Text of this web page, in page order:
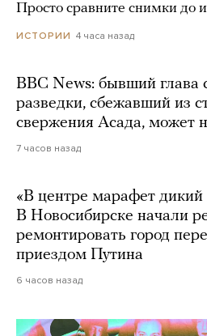
Просто сравните снимки до
ИСТОРИИ 4 часа назад
BBC News: бывший глава
разведки, сбежавший из
свержения Асада, может
7 часов назад
«В центре марафет дикий
В Новосибирске начали
ремонтировать город
приездом Путина
6 часов назад